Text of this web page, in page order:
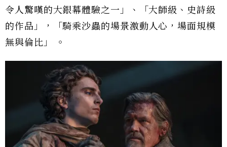
令人驚嘆的大銀幕體驗之一」、「大師級、史詩級
的作品 」，
「騎乘沙蟲的場景激動人心，場面規模
無與倫比」
。